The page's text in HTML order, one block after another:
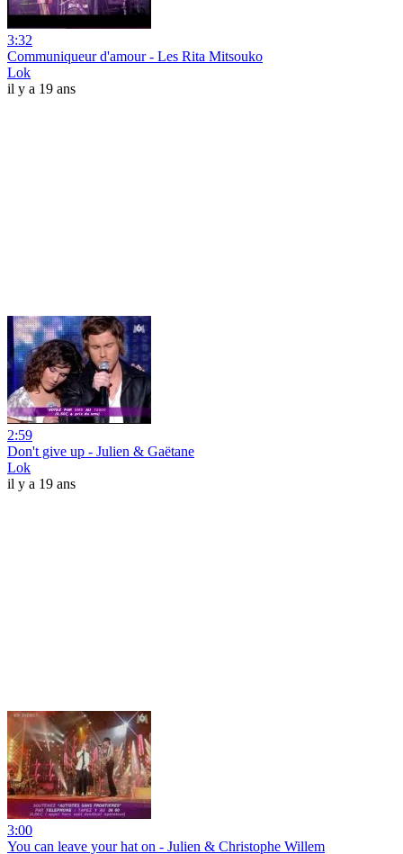
3:32
Communiqueur d'amour - Les Rita Mitsouko
Lok
il y a 19 ans
2:59
Don't give up - Julien & Gaëtane
Lok
il y a 19 ans
3:00
You can leave your hat on - Julien & Christophe Willem